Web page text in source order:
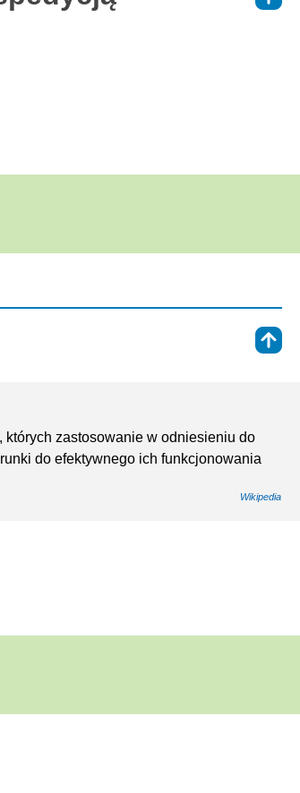
których zastosowanie w odniesieniu do
do efektywnego ich funkcjonowania
Wikipedia